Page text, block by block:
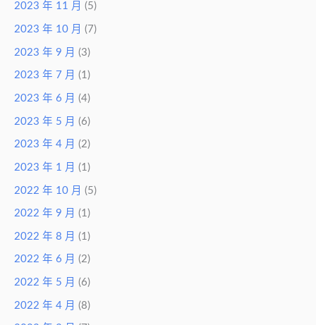
2023 年 11 月 (5)
2023 年 10 月 (7)
2023 年 9 月 (3)
2023 年 7 月 (1)
2023 年 6 月 (4)
2023 年 5 月 (6)
2023 年 4 月 (2)
2023 年 1 月 (1)
2022 年 10 月 (5)
2022 年 9 月 (1)
2022 年 8 月 (1)
2022 年 6 月 (2)
2022 年 5 月 (6)
2022 年 4 月 (8)